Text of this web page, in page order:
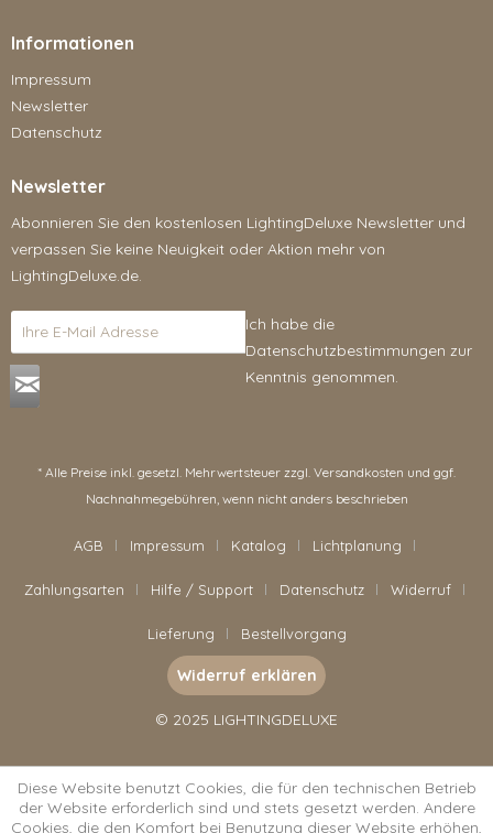
Informationen
Impressum
Newsletter
Datenschutz
Newsletter
Abonnieren Sie den kostenlosen LightingDeluxe Newsletter und
verpassen Sie keine Neuigkeit oder Aktion mehr von
LightingDeluxe.de.
Ich habe die
Datenschutzbestimmungen zur
Kenntnis genommen.
* Alle Preise inkl. gesetzl. Mehrwertsteuer zzgl. Versandkosten und ggf.
Nachnahmegebühren, wenn nicht anders beschrieben
AGB Impressum Katalog Lichtplanung
Zahlungsarten Hilfe / Support Datenschutz Widerruf
Lieferung Bestellvorgang
Widerruf erklären
© 2025 LIGHTINGDELUXE
Diese Website benutzt Cookies, die für den technischen Betrieb
der Website erforderlich sind und stets gesetzt werden. Andere
Cookies, die den Komfort bei Benutzung dieser Website erhöhen,